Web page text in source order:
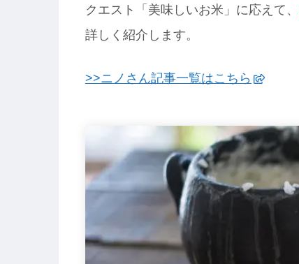
クエスト「美味しいお米」に応えて、
詳しく紹介します。
>>ニノさん記事一覧はこちら